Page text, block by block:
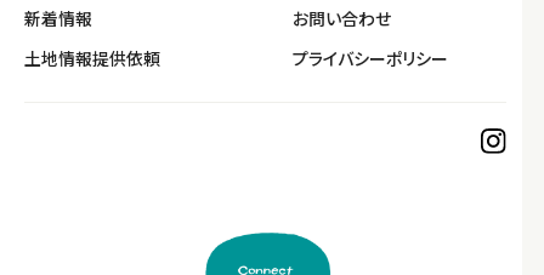
新着情報
お問い合わせ
土地情報提供依頼
プライバシーポリシー